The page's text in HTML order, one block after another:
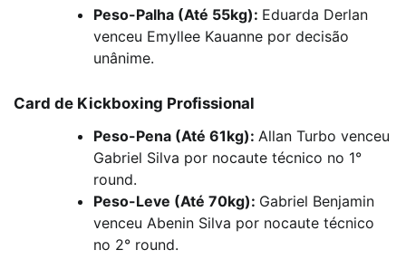
Peso-Palha (Até 55kg): Eduarda Derlan
venceu Emyllee Kauanne por decisão
unânime.
Card de Kickboxing Profissional
Peso-Pena (Até 61kg): Allan Turbo venceu
Gabriel Silva por nocaute técnico no 1°
round.
Peso-Leve (Até 70kg): Gabriel Benjamin
venceu Abenin Silva por nocaute técnico
no 2° round.